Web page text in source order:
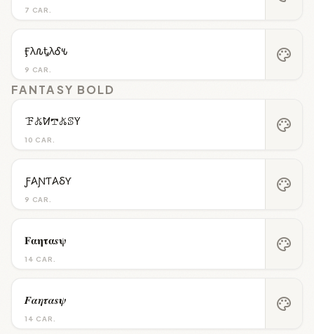
7 CAR.
9 CAR.
Ӻλ𐒐ᎿλᎴ𐒍 palette
FANTASY BOLD
10 CAR.
ꘘ𖤬ꛘ𖢧𖤬ꕷꚲ palette
9 CAR.
Ƒ𐤠ƝƬ𐤠ⳜƳ palette
14 CAR.
𝐅𝛂𝛈𝛕𝛂𝒔𝛙 palette
14 CAR.
𝑭𝜶𝜼𝝉𝜶𝒔𝝍 palette